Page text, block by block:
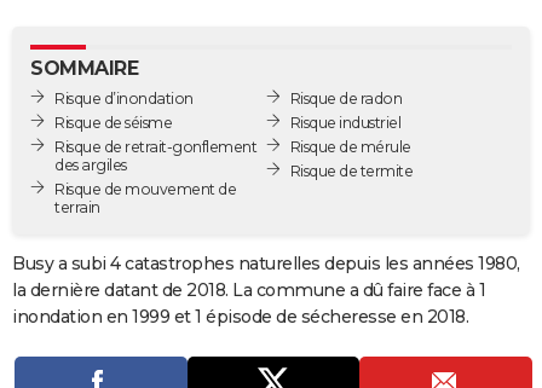
GUIDES D'ACHAT
BONS PLANS
CARTE DE VOEUX
Carte de Noël
Carte Bonne année
Carte Saint-Valentin
Carte Pâques
Carte d'anniversaire
Dictionnaire
Biographies
Citations
Expressions
Proverbes
PROGRAMME TV
COPAINS D'AVANT
Se connecter
Collèges
Universités
Entreprises
Service militaire
Avis de recherche
AVIS DE DÉCÈS
SOMMAIRE
Risque d’inondation
Risque de séisme
Risque de retrait-gonflement
des argiles
Risque de mouvement de
terrain
Risque de radon
Risque industriel
Risque de mérule
Risque de termite
Busy a subi 4 catastrophes naturelles depuis les années 1980,
la dernière datant de 2018. La commune a dû faire face à 1
inondation en 1999 et 1 épisode de sécheresse en 2018.